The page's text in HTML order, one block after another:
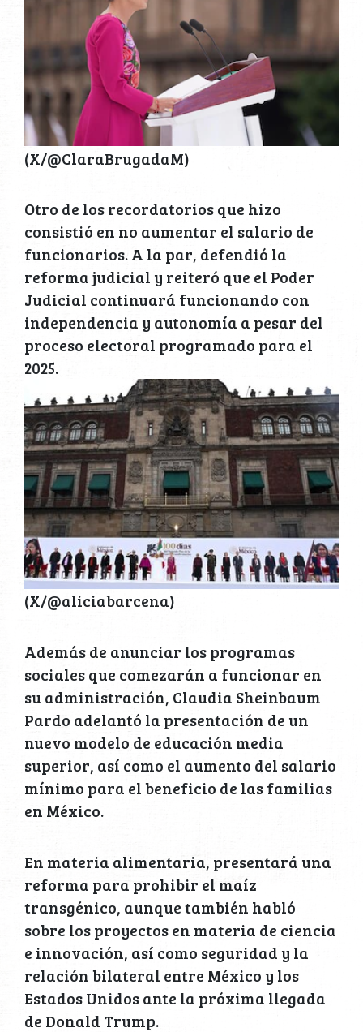
(X/@ClaraBrugadaM)
Otro de los recordatorios que hizo
consistió en no aumentar el salario de
funcionarios. A la par, defendió la
reforma judicial y reiteró que el Poder
Judicial continuará funcionando con
independencia y autonomía a pesar del
proceso electoral programado para el
2025.
(X/@aliciabarcena)
Además de anunciar los programas
sociales que comezarán a funcionar en
su administración, Claudia Sheinbaum
Pardo adelantó la presentación de un
nuevo modelo de educación media
superior, así como el aumento del salario
mínimo para el beneficio de las familias
en México.
En materia alimentaria, presentará una
reforma para prohibir el maíz
transgénico, aunque también habló
sobre los proyectos en materia de ciencia
e innovación, así como seguridad y la
relación bilateral entre México y los
Estados Unidos ante la próxima llegada
de Donald Trump.